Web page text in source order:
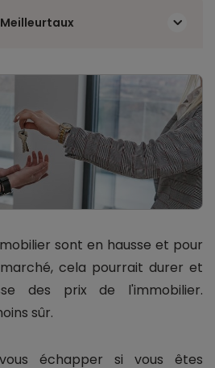
sont en hausse et pour
cela pourrait durer et
des prix de l'immobilier.
sûr.
échapper si vous êtes